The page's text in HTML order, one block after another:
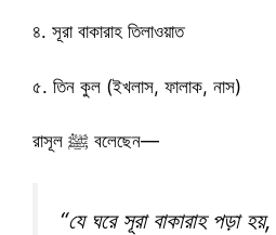
৪. সূরা বাকারাহ তিলাওয়াত
৫. তিন কুল (ইখলাস, ফালাক, নাস)
রাসূল ﷺ বলেছেন—
“যে ঘরে সূরা বাকারাহ পড়া